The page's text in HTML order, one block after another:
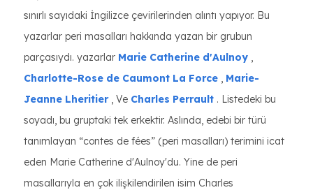
sınırlı sayıdaki İngilizce çevirilerinden alıntı yapıyor. Bu
yazarlar peri masalları hakkında yazan bir grubun
parçasıydı. yazarlar Marie Catherine d'Aulnoy ,
Charlotte-Rose de Caumont La Force , Marie-
Jeanne Lheritier, Ve Charles Perrault . Listedeki bu
soyadı, bu gruptaki tek erkektir. Aslında, edebi bir türü
tanımlayan “contes de fées” (peri masalları) terimini icat
eden Marie Catherine d'Aulnoy'du. Yine de peri
masallarıyla en çok ilişkilendirilen isim Charles